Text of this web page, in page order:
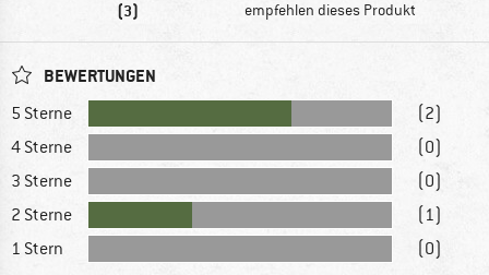
(3) empfehlen dieses Produkt
BEWERTUNGEN
5 Sterne
(2)
4 Sterne
(0)
3 Sterne
(0)
2 Sterne
(1)
1 Stern
(0)